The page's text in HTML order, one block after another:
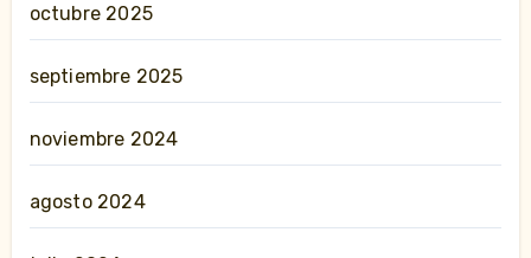
octubre 2025
septiembre 2025
noviembre 2024
agosto 2024